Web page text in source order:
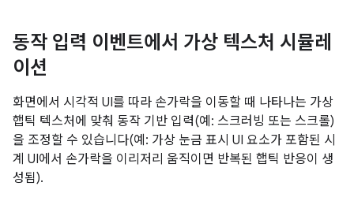
동작 입력 이벤트에서 가상 텍스처 시뮬레
이션
화면에서 시각적 UI를 따라 손가락을 이동할 때 나타나는 가상
햅틱 텍스처에 맞춰 동작 기반 입력(예: 스크러빙 또는 스크롤)
을 조정할 수 있습니다(예: 가상 눈금 표시 UI 요소가 포함된 시
계 UI에서 손가락을 이리저리 움직이면 반복된 햅틱 반응이 생
성됨).